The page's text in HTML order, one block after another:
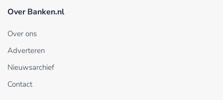
Over Banken.nl
Over ons
Adverteren
Nieuwsarchief
Contact